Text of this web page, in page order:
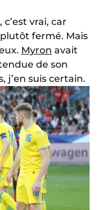
vrai, car
fermé. Mais
Myron avait
de son
j’en suis certain.